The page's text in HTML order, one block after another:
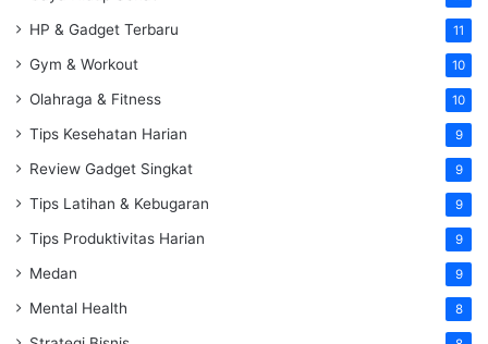
HP & Gadget Terbaru 11
Gym & Workout 10
Olahraga & Fitness 10
Tips Kesehatan Harian 9
Review Gadget Singkat 9
Tips Latihan & Kebugaran 9
Tips Produktivitas Harian 9
Medan 9
Mental Health 8